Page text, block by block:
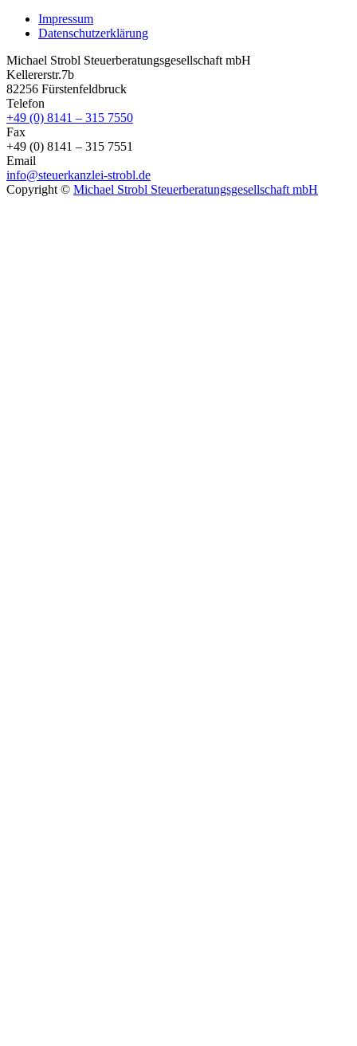
Impressum
Datenschutzerklärung
Michael Strobl Steuerberatungsgesellschaft mbH
Kellererstr.7b
82256 Fürstenfeldbruck
Telefon
+49 (0) 8141 – 315 7550
Fax
+49 (0) 8141 – 315 7551
Email
info@steuerkanzlei-strobl.de
Copyright © Michael Strobl Steuerberatungsgesellschaft mbH